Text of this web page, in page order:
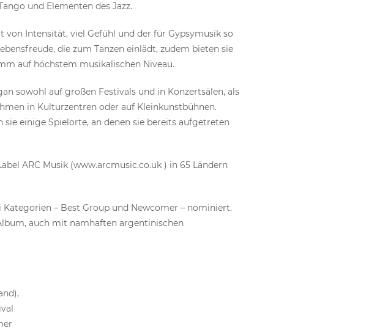
und Elementen des Jazz.
von Intensität, viel Gefühl und der für Gypsymusik so
die zum Tanzen einlädt, zudem bieten sie
auf höchstem musikalischen Niveau.
sowohl auf großen Festivals und in Konzertsälen, als
in Kulturzentren oder auf Kleinkunstbühnen.
sie einige Spielorte, an denen sie bereits aufgetreten
ARC Musik (www.arcmusic.co.uk ) in 65 Ländern
– Best Group und Newcomer – nominiert.
auch mit namhaften argentinischen